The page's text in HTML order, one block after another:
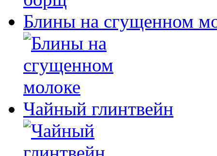
Блины на сгущенном
Чайный глинтвейн